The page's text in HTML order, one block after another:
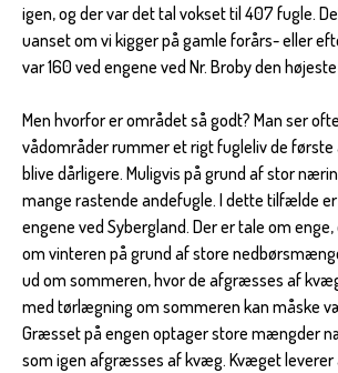
igen, og der var det tal vokset til 407 fugle.
uanset om vi kigger på gamle forårs- eller
var 160 ved engene ved Nr. Broby den
Men hvorfor er området så godt? Man ser
vådområder rummer et rigt fugleliv de
blive dårligere. Muligvis på grund af stor
mange rastende andefugle. I dette tilfælde
engene ved Sybergland. Der er tale om
om vinteren på grund af store
ud om sommeren, hvor de afgræsses af
med tørlægning om sommeren kan måske
Græsset på engen optager store mængder
som igen afgræsses af kvæg. Kvæget leverer